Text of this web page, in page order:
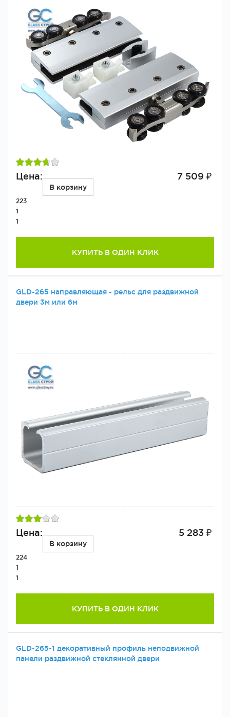
Цена: 7 509 ₽
В корзину
223
1
1
КУПИТЬ В ОДИН КЛИК
GLD-265 направляющая - рельс для раздвижной
двери 3м или 6м
Цена: 5 283 ₽
В корзину
224
1
1
КУПИТЬ В ОДИН КЛИК
GLD-265-1 декоративный профиль неподвижной
панели раздвижной стеклянной двери